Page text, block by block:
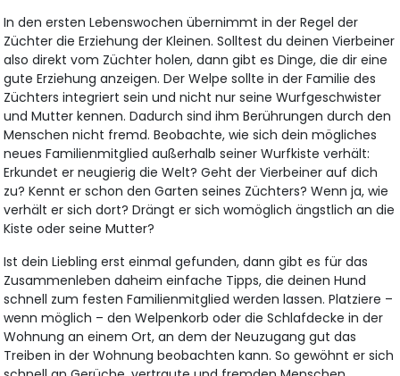
In den ersten Lebenswochen übernimmt in der Regel der
Züchter die Erziehung der Kleinen. Solltest du deinen Vierbeiner
also direkt vom Züchter holen, dann gibt es Dinge, die dir eine
gute Erziehung anzeigen. Der Welpe sollte in der Familie des
Züchters integriert sein und nicht nur seine Wurfgeschwister
und Mutter kennen. Dadurch sind ihm Berührungen durch den
Menschen nicht fremd. Beobachte, wie sich dein mögliches
neues Familienmitglied außerhalb seiner Wurfkiste verhält:
Erkundet er neugierig die Welt? Geht der Vierbeiner auf dich
zu? Kennt er schon den Garten seines Züchters? Wenn ja, wie
verhält er sich dort? Drängt er sich womöglich ängstlich an die
Kiste oder seine Mutter?
Ist dein Liebling erst einmal gefunden, dann gibt es für das
Zusammenleben daheim einfache Tipps, die deinen Hund
schnell zum festen Familienmitglied werden lassen. Platziere –
wenn möglich – den Welpenkorb oder die Schlafdecke in der
Wohnung an einem Ort, an dem der Neuzugang gut das
Treiben in der Wohnung beobachten kann. So gewöhnt er sich